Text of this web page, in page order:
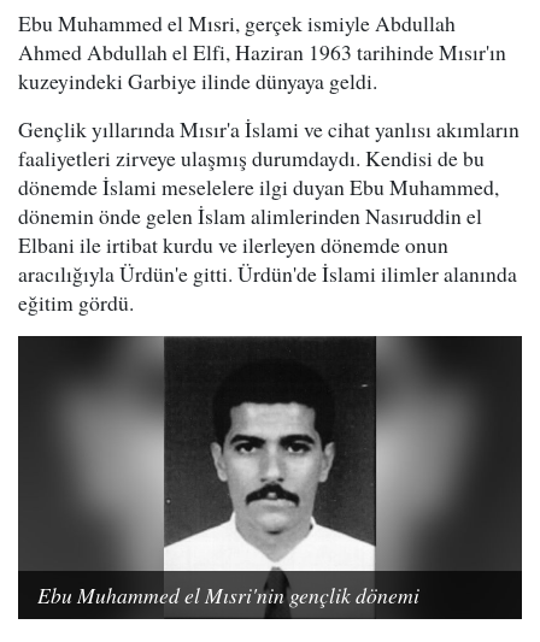
Ebu Muhammed el Mısri, gerçek ismiyle Abdullah
Ahmed Abdullah el Elfi, Haziran 1963 tarihinde Mısır'ın
kuzeyindeki Garbiye ilinde dünyaya geldi.
Gençlik yıllarında Mısır'a İslami ve cihat yanlısı akımların
faaliyetleri zirveye ulaşmış durumdaydı. Kendisi de bu
dönemde İslami meselelere ilgi duyan Ebu Muhammed,
dönemin önde gelen İslam alimlerinden Nasıruddin el
Elbani ile irtibat kurdu ve ilerleyen dönemde onun
aracılığıyla Ürdün'e gitti. Ürdün'de İslami ilimler alanında
eğitim gördü.
Ebu Muhammed el Mısri'nin gençlik dönemi